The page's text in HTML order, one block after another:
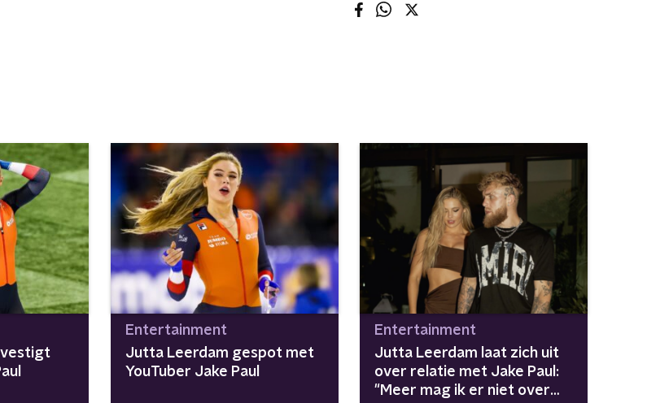
Entertainment
Jutta Leerdam gespot met
YouTuber Jake Paul
Entertainment
Jutta Leerdam laat zich uit
over relatie met Jake Paul:
"Meer mag ik er niet over